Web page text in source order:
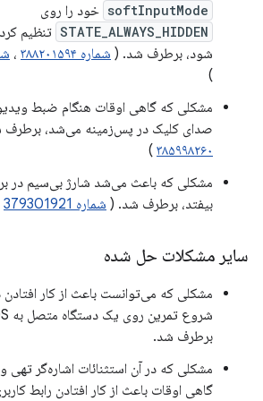
softInputMode خود را روی
STATE_ALWAYS_HIDDEN تنظیم
شود، برطرف شد. ( شماره ۳۸۸۲۰۱۵۹۴ ،
)
مشکلی که گاهی اوقات هنگام ضبط
صدای کلیک در پس‌زمینه می‌شد،
۳۸۵۹۹۸۲۶۰ )
مشکلی که باعث می‌شد شارژ بی‌سیم در
بیفتد، برطرف شد. ( شماره ‎379301921
سایر مشکلات حل شده
مشکلی که می‌توانست باعث از کار
برطرف شد.
مشکلی که در آن استثنائات اشاره‌گر
گاهی اوقات باعث از کار افتادن رابط